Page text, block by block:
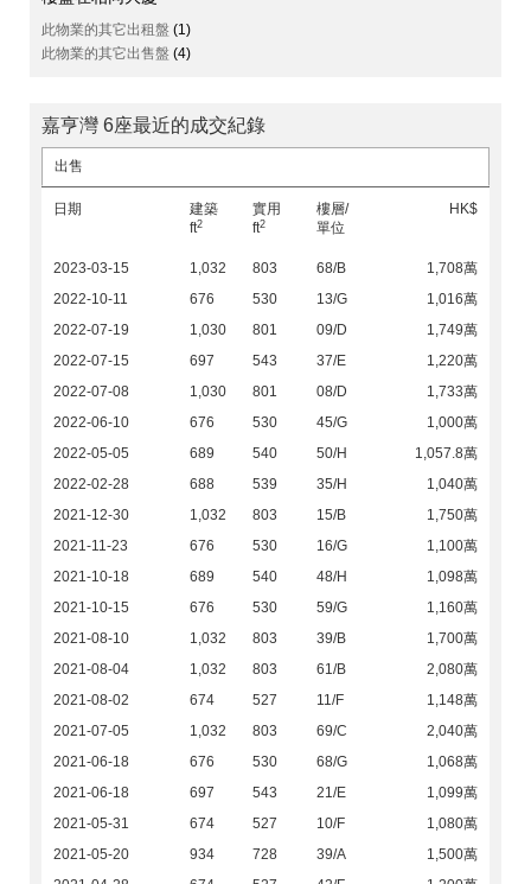
此物業的其它出租盤 (1)
此物業的其它出售盤 (4)
嘉亨灣 6座最近的成交紀錄
出售
日期
建築
ft2
實用
ft2
樓層/
單位
HK$
2023-03-15 1,032 803 68/B
1,708萬
2022-10-11
676 530 13/G
1,016萬
2022-07-19
1,030 801 09/D
1,749萬
2022-07-15
697 543 37/E
1,220萬
2022-07-08
1,030 801 08/D
1,733萬
2022-06-10
676 530 45/G
1,000萬
2022-05-05
689 540 50/H
1,057.8萬
2022-02-28
688 539 35/H
1,040萬
2021-12-30
1,032 803 15/B
1,750萬
2021-11-23
676 530 16/G
1,100萬
2021-10-18
689 540 48/H
1,098萬
2021-10-15
676 530 59/G
1,160萬
2021-08-10
1,032 803 39/B
1,700萬
2021-08-04
1,032 803 61/B
2,080萬
2021-08-02
674 527 11/F
1,148萬
2021-07-05
1,032 803 69/C
2,040萬
2021-06-18
676 530 68/G
1,068萬
2021-06-18
697 543 21/E
1,099萬
2021-05-31
674 527 10/F
1,080萬
2021-05-20
934 728 39/A
1,500萬